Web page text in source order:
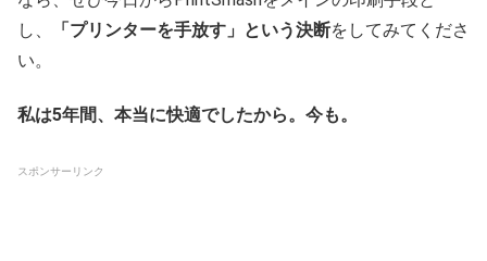
し、
「プリンターを手放す」という決断をしてみてくださ
い。
私は5年間、本当に快適でしたから。今も。
スポンサーリンク